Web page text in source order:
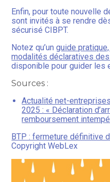
Enfin, pour toute nouvelle
sont invités à se rendre
sécurisé CIBPT.
Notez qu’unguide
modalités déclaratives
disponible pour guider les
Sources :
Actualité net-
2025 : « Déclaration
remboursement
BTP : fermeture définitive
Copyright WebLex